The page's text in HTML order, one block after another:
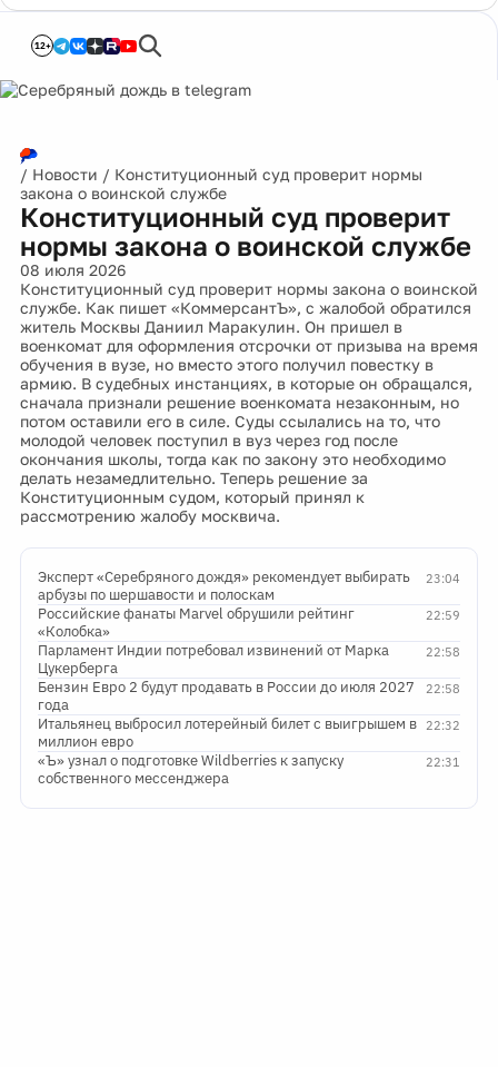
12+
/ Новости / Конституционный суд проверит нормы
закона о воинской службе
Конституционный суд проверит
нормы закона о воинской службе
08 июля 2026
Конституционный суд проверит нормы закона о воинской
службе. Как пишет «КоммерсантЪ», с жалобой обратился
житель Москвы Даниил Маракулин. Он пришел в
военкомат для оформления отсрочки от призыва на время
обучения в вузе, но вместо этого получил повестку в
армию. В судебных инстанциях, в которые он обращался,
сначала признали решение военкомата незаконным, но
потом оставили его в силе. Суды ссылались на то, что
молодой человек поступил в вуз через год после
окончания школы, тогда как по закону это необходимо
делать незамедлительно. Теперь решение за
Конституционным судом, который принял к
рассмотрению жалобу москвича.
23:04
Эксперт «Серебряного дождя» рекомендует выбирать
арбузы по шершавости и полоскам
22:59
Российские фанаты Marvel обрушили рейтинг
«Колобка»
22:58
Парламент Индии потребовал извинений от Марка
Цукерберга
22:58
Бензин Евро 2 будут продавать в России до июля 2027
года
22:32
Итальянец выбросил лотерейный билет с выигрышем в
миллион евро
22:31
«Ъ» узнал о подготовке Wildberries к запуску
собственного мессенджера